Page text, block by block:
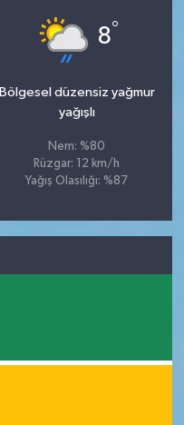
8°
Bölgesel düzensiz yağmur
yağışlı
Nem: %80
Rüzgar: 12 km/h
Yağış Olasılığı: %87